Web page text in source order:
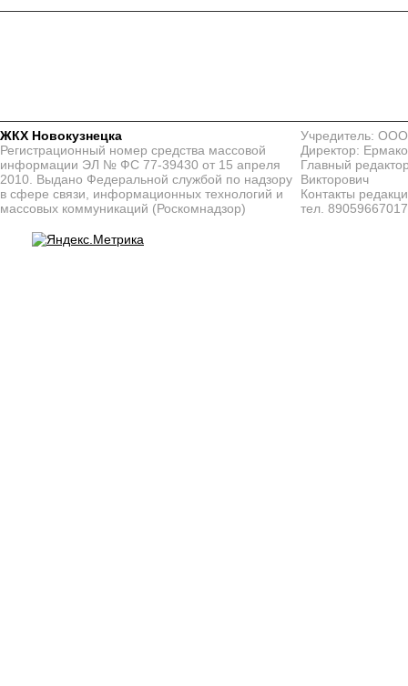
ЖКХ Новокузнецка
Регистрационный номер средства массовой
информации ЭЛ № ФС 77-39430 от 15 апреля
2010. Выдано Федеральной службой по надзору
в сфере связи, информационных технологий и
массовых коммуникаций (Роскомнадзор)
Учредитель:
Директор:
Главный
Викторович
Контакты
тел. 89059667017